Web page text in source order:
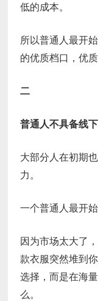
低的成本。
所以普通人最开
的优质档口，优质
二
普通人不具备线
大部分人在初期
力。
一个普通人最开
因为市场太大了
款衣服突然堆到
选择，而是在海
么。